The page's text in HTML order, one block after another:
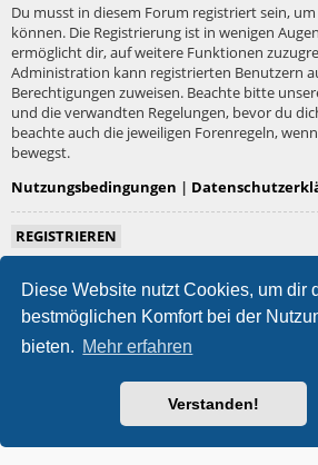
Diese Website nutzt Cookies, um dir
bestmöglichen Komfort bei der
bieten. Mehr erfahren
Verstanden!
Du musst in diesem Forum registriert sein,
können. Die Registrierung ist in wenigen
ermöglicht dir, auf weitere Funktionen
Administration kann registrierten Benutzern
Berechtigungen zuweisen. Beachte bitte
und die verwandten Regelungen, bevor du
beachte auch die jeweiligen Forenregeln,
bewegst.
Nutzungsbedingungen |
REGISTRIEREN
Foren-Übersicht
Powered byphpBB® Forum Software ©
Deutsche Übersetzung durch
Datenschutz|